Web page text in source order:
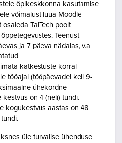
õpikeskkonna kasutamise
võimalust luua Moodle
TalTech poolt
Teenust
ja 7 päeva nädalas, v.a
katkestuste korral
tööajal (tööpäevadel kell 9-
ühekordne
on 4 (neli) tundi.
kogukestvus aastas on 48
üle turvalise ühenduse